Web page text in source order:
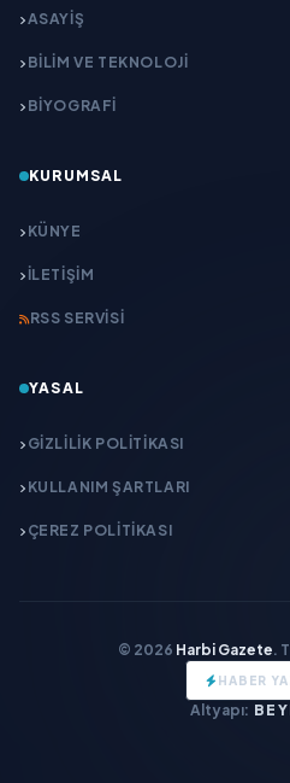
ASAYİŞ
BİLİM VE TEKNOLOJİ
BİYOGRAFİ
KURUMSAL
KÜNYE
İLETIŞIM
RSS SERVISI
YASAL
GIZLILIK POLITIKASI
KULLANIM ŞARTLARI
ÇEREZ POLITIKASI
© 2026 Harbi Gazete.
HABER
Altyapı: